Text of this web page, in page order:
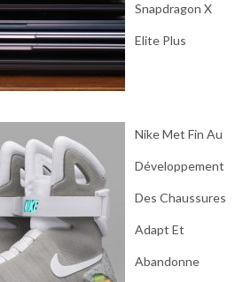
Snapdragon X
Elite Plus
Nike Met Fin Au
Développement
Des Chaussures
Adapt Et
Abandonne